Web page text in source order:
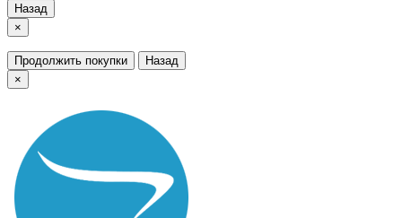
Назад
×
Продолжить покупки
Назад
×